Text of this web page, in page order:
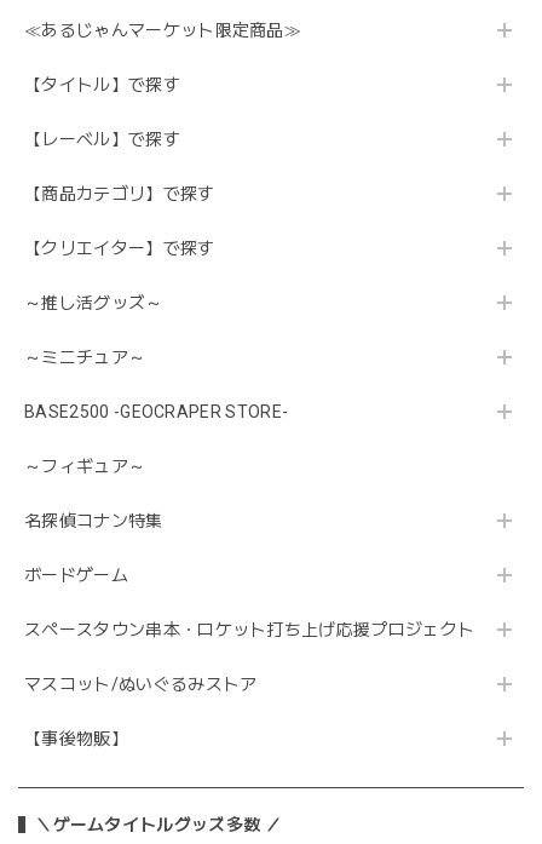
≪あるじゃんマーケット限定商品≫
【タイトル】で探す
【レーベル】で探す
【商品カテゴリ】で探す
【クリエイター】で探す
～推し活グッズ～
～ミニチュア～
BASE2500 -GEOCRAPER STORE-
～フィギュア～
名探偵コナン特集
ボードゲーム
スペースタウン串本・ロケット打ち上げ応援プロジェクト
マスコット/ぬいぐるみストア
【事後物販】
＼ゲームタイトルグッズ多数 ／